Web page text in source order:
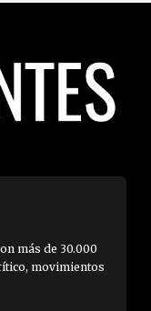
más de 30.000
movimientos